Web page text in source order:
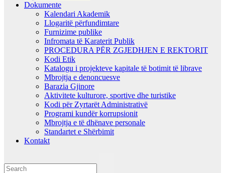
Dokumente
Kalendari Akademik
Llogaritë përfundimtare
Furnizime publike
Infromata të Karaterit Publik
PROCEDURA PËR ZGJEDHJEN E REKTORIT
Kodi Etik
Katalogu i projekteve kapitale të botimit të librave
Mbrojtja e denoncuesve
Barazia Gjinore
Aktivitete kulturore, sportive dhe turistike
Kodi për Zyrtarët Administrativë
Programi kundër korrupsionit
Mbrojtja e të dhënave personale
Standartet e Shërbimit
Kontakt